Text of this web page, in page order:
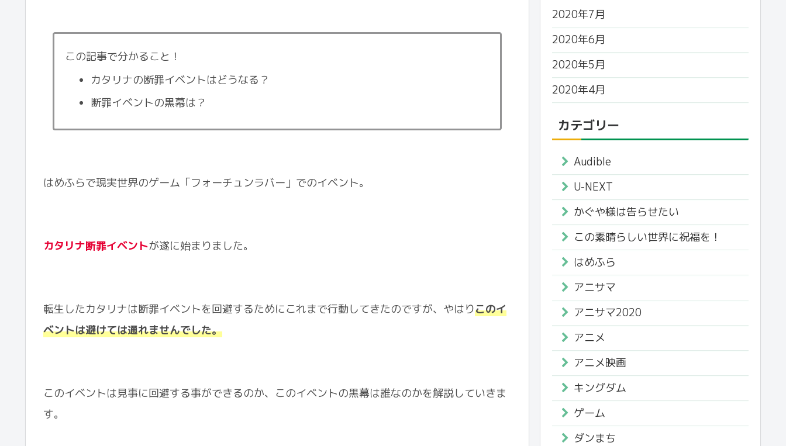
この記事で分かること！
カタリナの断罪イベントはどうなる？
断罪イベントの黒幕は？
はめふらで現実世界のゲーム「フォーチュンラバー」でのイベント。
カタリナ断罪イベントが遂に始まりました。
転生したカタリナは断罪イベントを回避するためにこれまで行動してきたのですが、やはりこのイ
ベントは避けては通れませんでした。
このイベントは見事に回避する事ができるのか、このイベントの黒幕は誰なのかを解説していきま
す。
2020年7月
2020年6月
2020年5月
2020年4月
カテゴリー
Audible
U-NEXT
かぐや様は告らせたい
この素晴らしい世界に祝福を！
はめふら
アニサマ
アニサマ2020
アニメ
アニメ映画
キングダム
ゲーム
ダンまち